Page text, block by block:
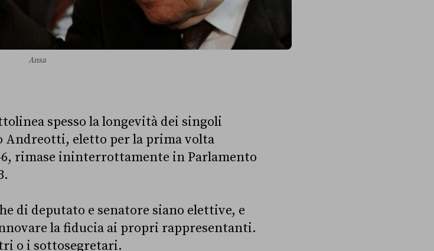
Ansa
spesso la longevità dei singoli
Andreotti, eletto per la prima volta
rimase ininterrottamente in Parlamento
di deputato e senatore siano elettive, e
la fiducia ai propri rappresentanti.
o i sottosegretari.